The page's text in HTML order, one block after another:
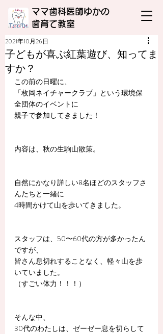
ママ歯科医師ゆかの
​歯育て教室
子どもが喜ぶ紅葉遊び、知ってま
すか？
2021年10月26日
この前の日曜に、
「枚岡ネイチャークラブ」という環境保
全団体のイベントに
親子で参加してきました！
内容は、秋の生駒山散策。
自然にかなり詳しい8名ほどのスタッフさ
んたちと一緒に
4時間かけて山を歩いてきました。
スタッフは、50〜60代の方が多かったん
ですが、
皆さん息切れすることなく、軽々山を歩
いていました。
（すごい体力！！！）
そんな中、
30代のわたしは、ゼーゼー息を切らして